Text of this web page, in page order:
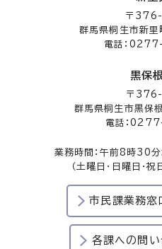
〒
群馬県桐生市新
電話：
黒保
〒
群馬県桐生市黒保
電話：
業務時間：午前8時30
（土曜日・日曜日・祝
市民課業務窓
各課への問い